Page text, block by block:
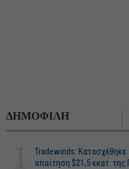
ΔΗΜΟΦΙΛΗ
Tradewinds:
απαίτηση $21,5 εκατ. της